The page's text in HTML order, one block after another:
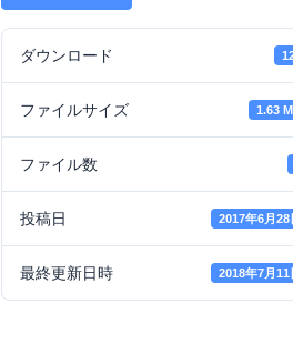
ダウンロード
ファイルサイズ 1.63
ファイル数
投稿日 2017年6月28
最終更新日時 2018年7月11